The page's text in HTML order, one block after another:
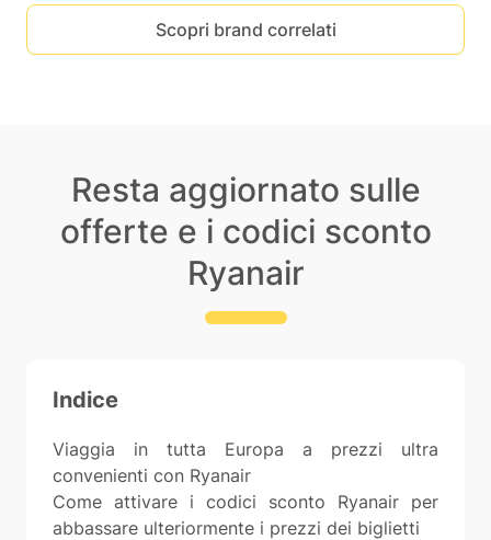
Scopri brand correlati
Resta aggiornato sulle
offerte e i codici sconto
Ryanair
Indice
Viaggia in tutta Europa a prezzi ultra
convenienti con Ryanair
Come attivare i codici sconto Ryanair per
abbassare ulteriormente i prezzi dei biglietti